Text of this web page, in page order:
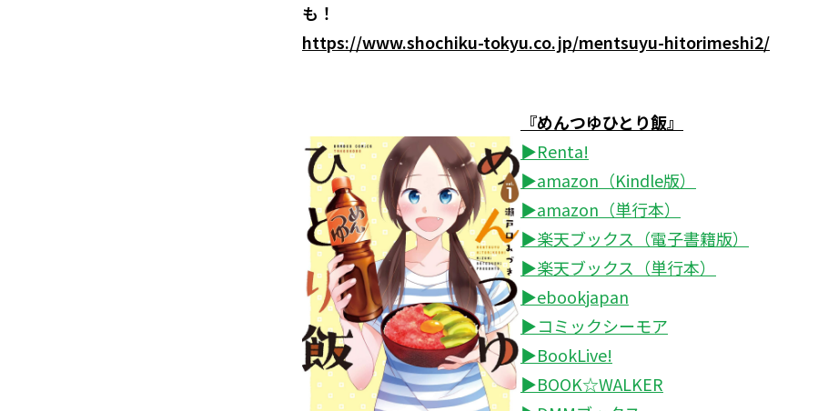
も！
https://www.shochiku-tokyu.co.jp/mentsuyu-hitorimeshi2/
『めんつゆひとり飯』
▶Renta!
▶amazon（Kindle版）
▶amazon（単行本）
▶楽天ブックス（電子書籍版）
▶楽天ブックス（単行本）
▶ebookjapan
▶コミックシーモア
▶BookLive!
▶BOOK☆WALKER